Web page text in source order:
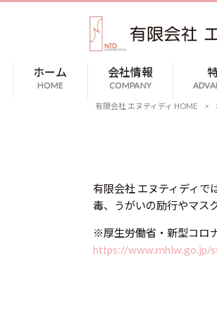
ホーム
HOME
会社情報
COMPANY
有限会社 エヌティディ HOME >
有限会社 エヌティディで
毒、うがいの励行やマス
※厚生労働省・新型コロ
https://www.mhlw.go.jp/